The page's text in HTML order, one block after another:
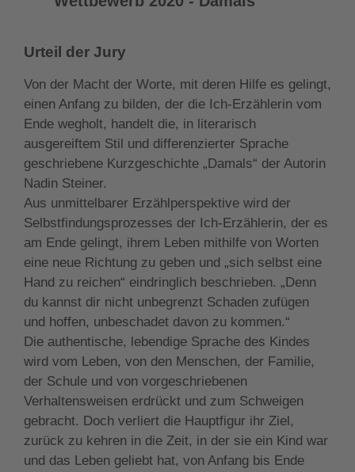
Urteil der Jury
Von der Macht der Worte, mit deren Hilfe es gelingt,
einen Anfang zu bilden, der die Ich-Erzählerin vom
Ende wegholt, handelt die, in literarisch
ausgereiftem Stil und differenzierter Sprache
geschriebene Kurzgeschichte „Damals“ der Autorin
Nadin Steiner.
Aus unmittelbarer Erzählperspektive wird der
Selbstfindungsprozesses der Ich-Erzählerin, der es
am Ende gelingt, ihrem Leben mithilfe von Worten
eine neue Richtung zu geben und „sich selbst eine
Hand zu reichen“ eindringlich beschrieben. „Denn
du kannst dir nicht unbegrenzt Schaden zufügen
und hoffen, unbeschadet davon zu kommen.“
Die authentische, lebendige Sprache des Kindes
wird vom Leben, von den Menschen, der Familie,
der Schule und von vorgeschriebenen
Verhaltensweisen erdrückt und zum Schweigen
gebracht. Doch verliert die Hauptfigur ihr Ziel,
zurück zu kehren in die Zeit, in der sie ein Kind war
und das Leben geliebt hat, von Anfang bis Ende